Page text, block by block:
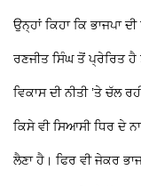
ਉਨ੍ਹਾਂ ਕਿਹਾ ਕਿ ਭਾਜਪਾ
ਰਣਜੀਤ ਸਿੰਘ ਤੋਂ ਪ੍ਰੇਰਿਤ ਹੈ
ਵਿਕਾਸ ਦੀ ਨੀਤੀ ’ਤੇ ਚੱਲ
ਕਿਸੇ ਵੀ ਸਿਆਸੀ ਧਿਰ ਦੇ
ਲੈਣਾ ਹੈ। ਫਿਰ ਵੀ ਜੇਕਰ